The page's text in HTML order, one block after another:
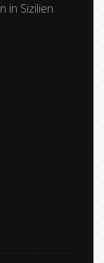
in Sizilien